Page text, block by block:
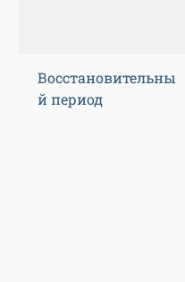
Восстановительны
й период